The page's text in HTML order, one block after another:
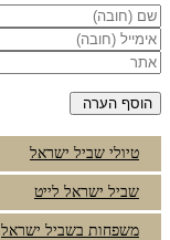
טיולי שביל ישראל
שביל ישראל לייט
משפחות בשביל ישראל